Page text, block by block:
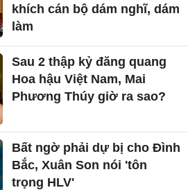
khích cán bộ dám nghĩ, dám
làm
Sau 2 thập kỷ đăng quang
Hoa hậu Việt Nam, Mai
Phương Thúy giờ ra sao?
Bất ngờ phải dự bị cho Đình
Bắc, Xuân Son nói 'tôn
trọng HLV'